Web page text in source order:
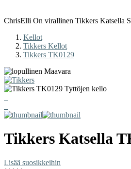
ChrisElli On virallinen Tikkers Katsella
Kellot
Tikkers Kellot
Tikkers TK0129
Tikkers Katsella
Lisää suosikkeihin